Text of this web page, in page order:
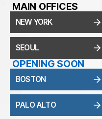
MAIN OFFICES
NEW YORK
SEOUL
OPENING SOON
BOSTON
PALO ALTO